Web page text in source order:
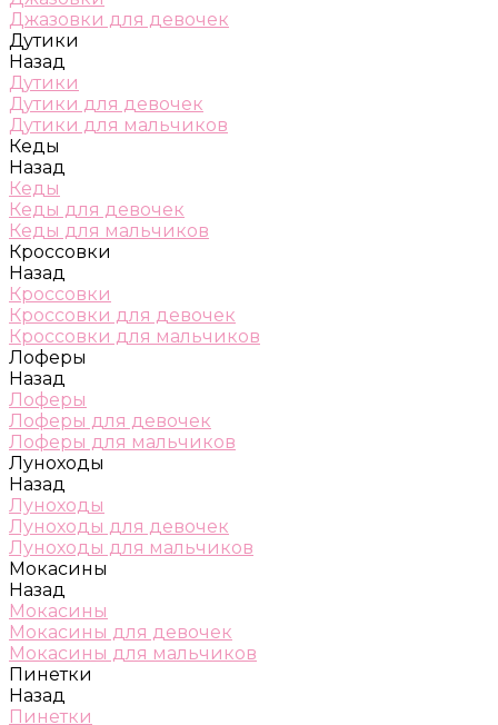
Джазовки для девочек
Дутики
Назад
Дутики
Дутики для девочек
Дутики для мальчиков
Кеды
Назад
Кеды
Кеды для девочек
Кеды для мальчиков
Кроссовки
Назад
Кроссовки
Кроссовки для девочек
Кроссовки для мальчиков
Лоферы
Назад
Лоферы
Лоферы для девочек
Лоферы для мальчиков
Луноходы
Назад
Луноходы
Луноходы для девочек
Луноходы для мальчиков
Мокасины
Назад
Мокасины
Мокасины для девочек
Мокасины для мальчиков
Пинетки
Назад
Пинетки